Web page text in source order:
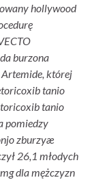
hollywood
burzona
Artemide, której
tanio
tanio
pomiedzy
zburzyæ
26,1 młodych
dla mężczyzn